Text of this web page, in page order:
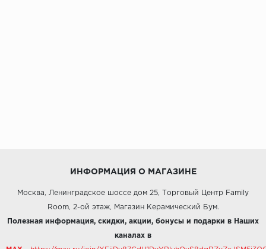
ИНФОРМАЦИЯ О МАГАЗИНЕ
Москва, Ленинградское шоссе дом 25, Торговый Центр Family
Room, 2-ой этаж, Магазин Керамический Бум.
Полезная информация, скидки, акции, бонусы и подарки в Наших
каналах в